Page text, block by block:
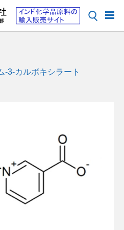
-3-カルボキシラート